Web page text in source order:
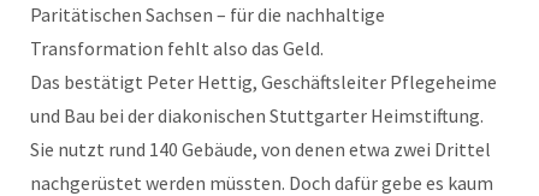
Paritätischen Sachsen – für die nachhaltige
Transformation fehlt also das Geld.
Das bestätigt Peter Hettig, Geschäftsleiter Pflegeheime
und Bau bei der diakonischen Stuttgarter Heimstiftung.
Sie nutzt rund 140 Gebäude, von denen etwa zwei Drittel
nachgerüstet werden müssten. Doch dafür gebe es kaum